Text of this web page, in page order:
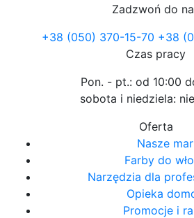
Zadzwoń do
+38 (050) 370-15-70 +38
Czas pracy
Pon. - pt.: od 10:00
sobota i niedziela:
Oferta
Nasze
Farby do
Narzędzia dla
Opieka
Promocje i